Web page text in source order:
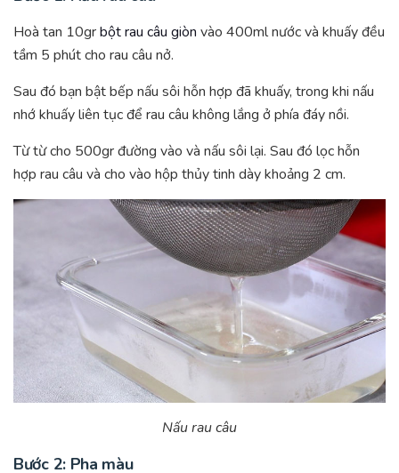
Hoà tan 10grbột rau câu giòn vào 400ml nước và khuấy đều
tầm 5 phút cho rau câu nở.
Sau đó bạn bật bếp nấu sôi hỗn hợp đã khuấy, trong khi nấu
nhớ khuấy liên tục để rau câu không lắng ở phía đáy nồi.
Từ từ cho 500gr đường vào và nấu sôi lại. Sau đó lọc hỗn
hợp rau câu và cho vào hộp thủy tinh dày khoảng 2 cm.
Nấu rau câu
Bước 2: Pha màu